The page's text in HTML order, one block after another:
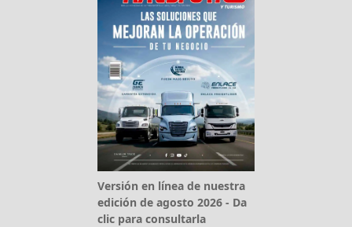
Versión en línea de nuestra
edición de agosto 2026 - Da
clic para consultarla